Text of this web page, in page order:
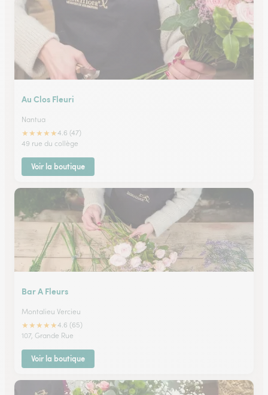
Au Clos Fleuri
Nantua
★★★★★4.6 (47)
49 rue du collège
Voir la boutique
Bar A Fleurs
Montalieu Vercieu
★★★★★4.6 (65)
107, Grande Rue
Voir la boutique